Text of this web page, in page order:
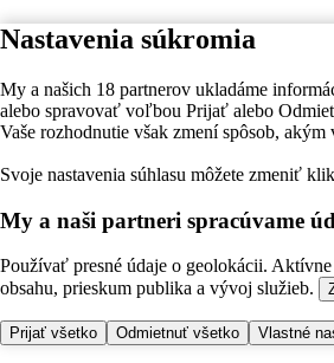
Nastavenia súkromia
My a našich 18 partnerov ukladáme
alebo spravovať voľbou Prijať alebo
Vaše rozhodnutie však zmení spôsob,
Svoje nastavenia súhlasu môžete zmeniť
My a naši partneri spracúvame
Používať presné údaje o geolokácii.
obsahu, prieskum publika a vývoj služieb.
Prijať všetko Odmietnuť všetko Vlastné